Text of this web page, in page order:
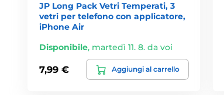
JP Long Pack Vetri Temperati, 3
vetri per telefono con applicatore,
iPhone Air
Disponibile, martedì 11. 8. da voi
7,99 € Aggiungi al carrello